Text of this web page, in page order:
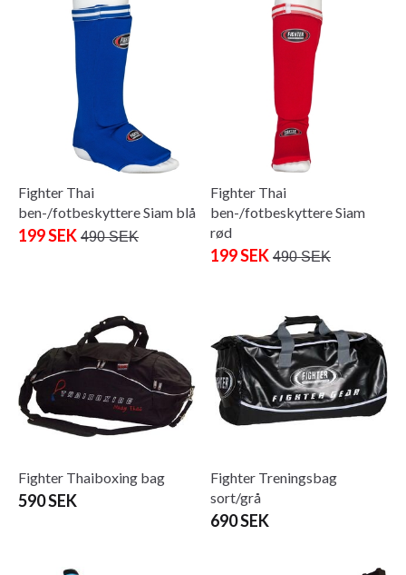
Fighter Thai
ben-/fotbeskyttere Siam blå
199 SEK 490 SEK
Fighter Thai
ben-/fotbeskyttere Siam
rød
199 SEK 490 SEK
Fighter Thaiboxing bag
590 SEK
Fighter Treningsbag
sort/grå
690 SEK